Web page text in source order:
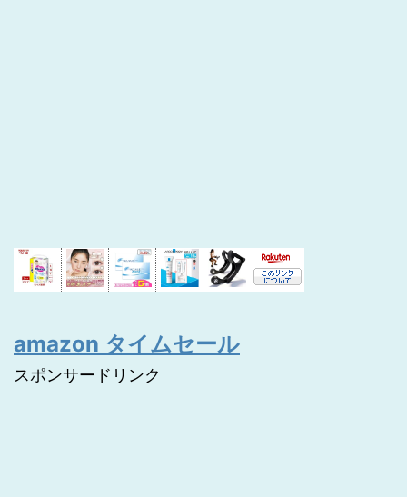
amazon タイムセール
スポンサードリンク